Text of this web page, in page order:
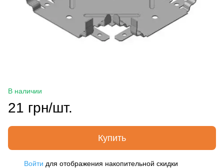
В наличии
21 грн/шт.
Купить
Войти для отображения накопительной скидки